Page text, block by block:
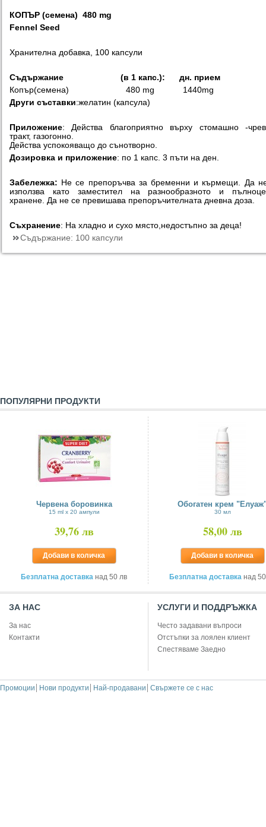
КОПЪР (семена) 480 mg
Fennel Seed
Хранителна добавка, 100 капсули
Съдържание (в 1 капс.):
дн. прием
Копър(семена) 480 mg 1440mg
Други съставки:желатин (капсула)
Приложение: Действа благоприятно върху стомашно -
тракт, газогонно.
Действа успокояващо до сънотворно.
Дозировка и приложение: по 1 капс. 3 пъти на ден.
Забележка: Не се препоръчва за бременни и кърмещи. Да
използва като заместител на разнообразното и
хранене. Да не се превишава препоръчителната дневна доза.
Съхранение: На хладно и сухо място,недостъпно за деца!
Съдържание: 100 капсули
ПОПУЛЯРНИ ПРОДУКТИ
Червена боровинка
15 ml x 20 ампули
39,76 лв
Добави в количка
Безплатна доставка над 50 лв
Обогатен крем
30 мл
58,00 лв
Добави в количка
Безплатна доставка над
ЗА НАС
За нас
Контакти
УСЛУГИ И ПОДДРЪЖКА
Често задавани въпроси
Отстъпки за лоялен клиент
Спестяваме Заедно
Промоции Нови продукти Най-продавани Свържете се с нас